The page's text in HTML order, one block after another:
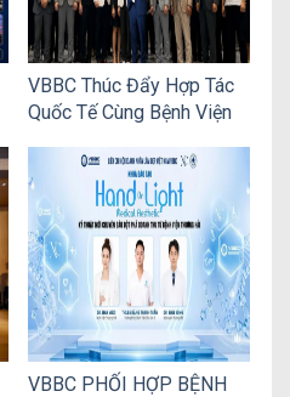
VBBC Thúc Đẩy Hợp Tác
Quốc Tế Cùng Bệnh Viện
Surgery Hàn Quốc
VBBC PHỐI HỢP BỆNH